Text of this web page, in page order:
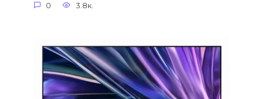
0 3.8к.